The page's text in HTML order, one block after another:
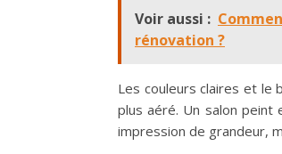
Voir aussi :
rénovation ?
Les couleurs claires et le
plus aéré. Un salon peint
impression de grandeur,